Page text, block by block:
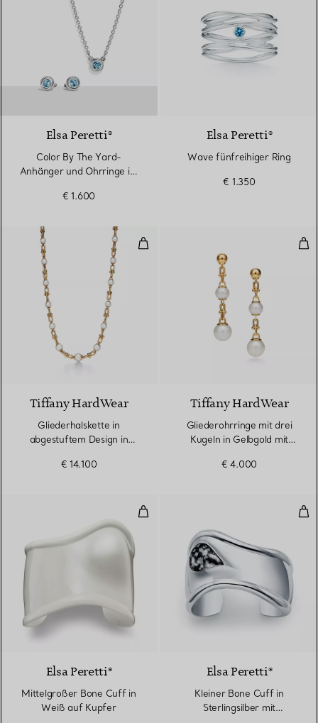
Elsa Peretti®
Color By The Yard-
Anhänger und Ohrringe im
Aquamarin
€ 1.600
Elsa Peretti®
Wave fünfreihiger Ring
€ 1.350
Gliederhalskette in
Tiffany HardWear
Gliederhalskette in
abgestuftem Design in
Süßwasserperlen
€ 14.100
Tiffany HardWear
Gliederohrringe mit drei
Kugeln in Gelbgold mit
€ 4.000
Mittelgroßer Bone Cuff in Weiß
Elsa Peretti®
Mittelgroßer Bone Cuff in
Weiß auf Kupfer
Elsa Peretti®
Kleiner Bone Cuff in
Sterlingsilber mit